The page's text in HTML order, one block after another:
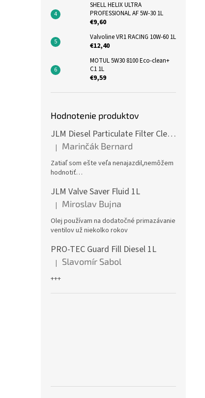
SHELL HELIX ULTRA
PROFESSIONAL AF 5W-30 1L
€9,60
Valvoline VR1 RACING 10W-60 1L
€12,40
MOTUL 5W30 8100 Eco-clean+
C1 1L
€9,59
Hodnotenie produktov
JLM Diesel Particulate Filter Cleaner 375ml - čistič DPF
Hodnotenie produktu je 5 z 5 hviezdičiek.
| Marinčák Bernard
Zatiaľ som ešte veľa nenajazdil,nemôžem
hodnotiť…
JLM Valve Saver Fluid 1L
Hodnotenie produktu je 5 z 5 hviezdičiek.
| Miroslav Bujna
Olej používam na dodatočné primazávanie
ventilov už niekolko rokov
PRO-TEC Guard Fill Diesel 1L
Hodnotenie produktu je 5 z 5 hviezdičiek.
| Slavomír Sabol
+++